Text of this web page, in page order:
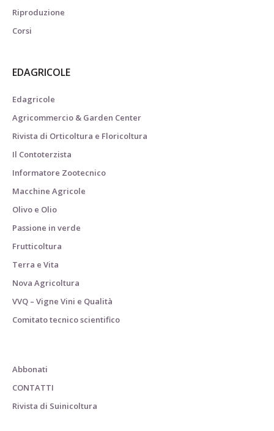
Riproduzione
Corsi
EDAGRICOLE
Edagricole
Agricommercio & Garden Center
Rivista di Orticoltura e Floricoltura
Il Contoterzista
Informatore Zootecnico
Macchine Agricole
Olivo e Olio
Passione in verde
Frutticoltura
Terra e Vita
Nova Agricoltura
VVQ – Vigne Vini e Qualità
Comitato tecnico scientifico
Abbonati
CONTATTI
Rivista di Suinicoltura